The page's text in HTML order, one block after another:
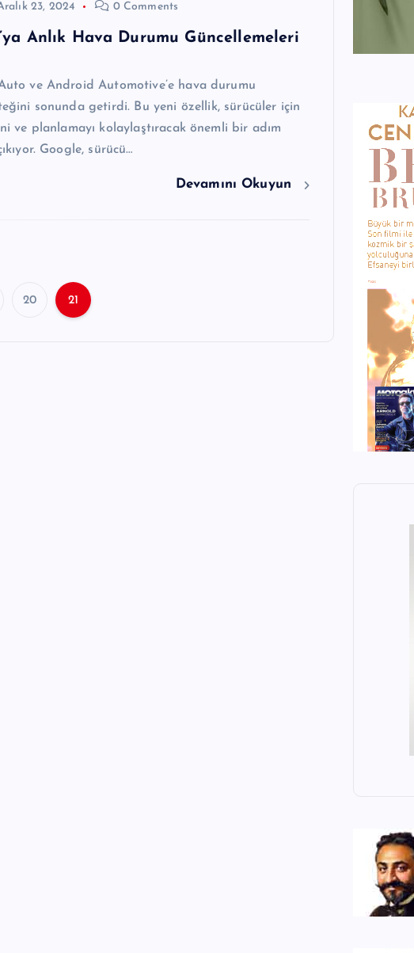
23, 2024 0 Comments
Anlık Hava Durumu Güncellemeleri
ve Android Automotive’e hava durumu
sonunda getirdi. Bu yeni özellik, sürücüler için
ve planlamayı kolaylaştıracak önemli bir adım
Google, sürücü…
Devamını Okuyun
20 21